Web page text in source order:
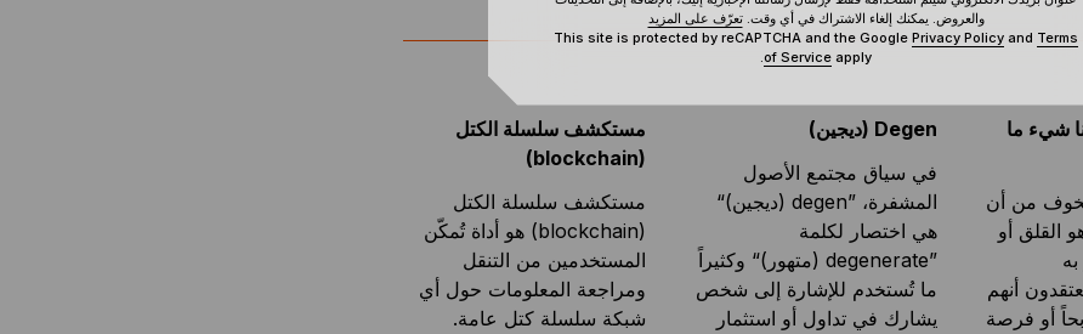
شيء ما
من أن
القلق أو
أنهم
أو فرصة
Degen (ديجين)
في سياق مجتمع الأصول
المشفرة، ”degen (ديجين)“
هي اختصار لكلمة
”degenerate (متهور)“ وكثيراً
ما تُستخدم للإشارة إلى شخص
يشارك في تداول أو استثمار
مستكشف سلسلة الكتل
(blockchain)
مستكشف سلسلة الكتل
(blockchain) هو أداة تُمكّن
المستخدمين من التنقل
ومراجعة المعلومات حول أي
شبكة سلسلة كتل عامة.
والعروض. يمكنك إلغاء الاشتراك في أي وقت.تعرّف على المزيد
This site is protected by reCAPTCHA and the Google Privacy Policy and Terms
of Service apply.